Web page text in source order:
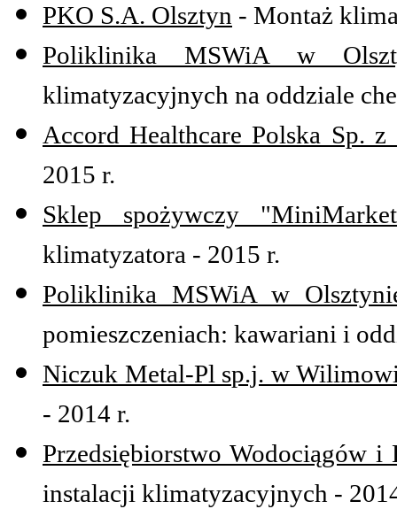
PKO S.A. Olsztyn - Montaż
Poliklinika MSWiA w
klimatyzacyjnych na oddziale
Accord Healthcare Polska Sp.
2015 r.
Sklep spożywczy
klimatyzatora - 2015 r.
Poliklinika MSWiA w
pomieszczeniach: kawariani i
Niczuk Metal-Pl sp.j. w
- 2014 r.
Przedsiębiorstwo Wodociągów
instalacji klimatyzacyjnych -